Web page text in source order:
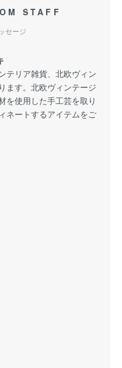
STAFF
セージ
テリア雑貨、北欧ヴィン
ます。北欧ヴィンテージ
を使用した手工芸を取り
ネートするアイテムをご